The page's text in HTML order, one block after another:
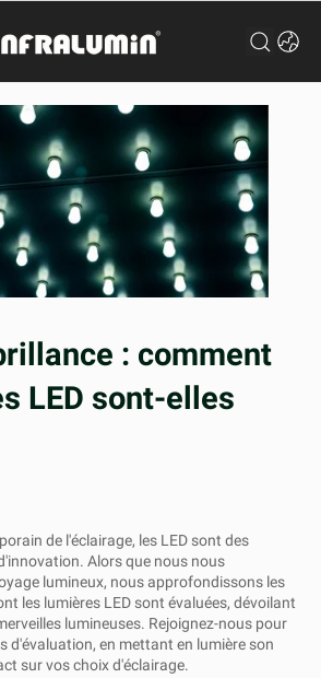
: comment
LED sont-elles
de l'éclairage, les LED sont des
Alors que nous nous
lumineux, nous approfondissons les
les lumières LED sont évaluées, dévoilant
lumineuses. Rejoignez-nous pour
d'évaluation, en mettant en lumière son
sur vos choix d'éclairage.